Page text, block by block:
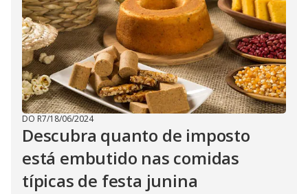
DO R7/18/06/2024
Descubra quanto de imposto
está embutido nas comidas
típicas de festa junina